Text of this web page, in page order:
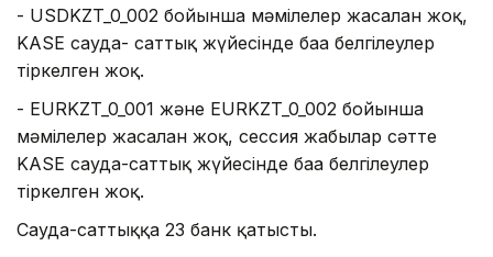
- USDKZT_0_002 бойынша мәмілелер жасалған жоқ,
KASE сауда- саттық жүйесінде баға белгілеулер
тіркелген жоқ.
- EURKZT_0_001 және EURKZT_0_002 бойынша
мәмілелер жасалған жоқ, сессия жабылар сәтте
KASE сауда-саттық жүйесінде баға белгілеулер
тіркелген жоқ.
Сауда-саттыққа 23 банк қатысты.